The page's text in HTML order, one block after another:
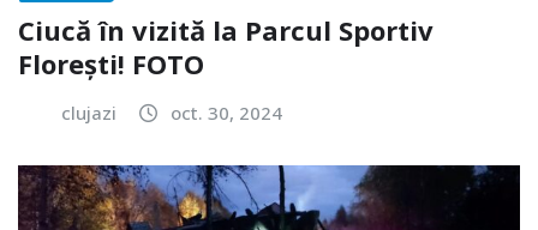
Ciucă în vizită la Parcul Sportiv
Florești! FOTO
clujazi oct. 30, 2024